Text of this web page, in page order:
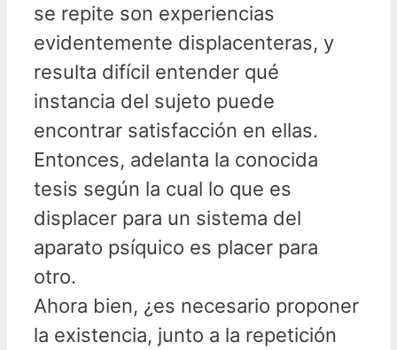
se repite son experiencias
evidentemente displacenteras, y
resulta difícil entender qué
instancia del sujeto puede
encontrar satisfacción en ellas.
Entonces, adelanta la conocida
tesis según la cual lo que es
displacer para un sistema del
aparato psíquico es placer para
otro.
Ahora bien, ¿es necesario proponer
la existencia, junto a la repetición